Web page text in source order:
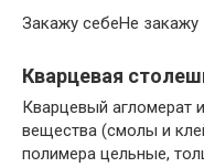
Закажу себеНе закажу
Кварцевая
Кварцевый агломерат
вещества (смолы и
полимера цельные,